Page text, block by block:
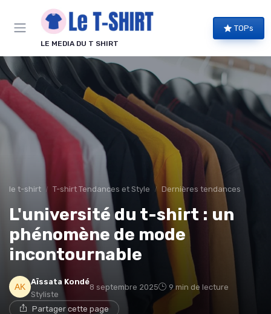
LE MEDIA DU T SHIRT
TOPs
le t-shirt T-shirt Tendances et Style Dernières tendances
L'université du t-shirt : un
phénomène de mode
incontournable
Aïssata Kondé
Styliste
8 septembre 2025 9 min de lecture
Partager cette page
Panneau de gestion des cookies